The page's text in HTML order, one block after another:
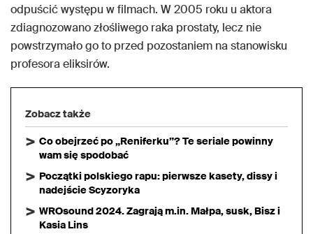
odpuścić występu w filmach. W 2005 roku u aktora
zdiagnozowano złośliwego raka prostaty, lecz nie
powstrzymało go to przed pozostaniem na stanowisku
profesora eliksirów.
Zobacz także
Co obejrzeć po „Reniferku”? Te seriale powinny
wam się spodobać
Początki polskiego rapu: pierwsze kasety, dissy i
nadejście Scyzoryka
WROsound 2024. Zagrają m.in. Małpa, susk, Bisz i
Kasia Lins